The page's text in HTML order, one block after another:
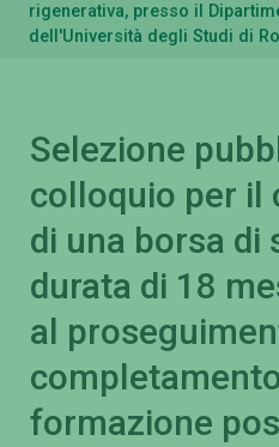
rigenerativa, presso il
dell'Università degli Studi di
Selezione
colloquio per il
di una borsa di
durata di 18
al
formazione